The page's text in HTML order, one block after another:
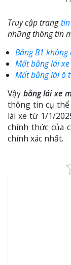
Truy cập trang
những thông tin
Bằng B1
Mất bằng lái
Mất bằng lái ô
Vậy bằng lái xe
thông tin cụ thể
lái xe từ 1/1/
chính thức của
chính xác nhất.